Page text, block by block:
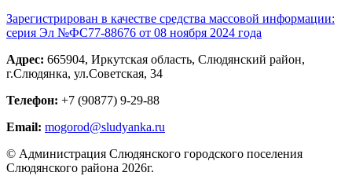
Зарегистрирован в качестве средства массовой информации:
серия Эл №ФС77-88676 от 08 ноября 2024 года
Адрес: 665904, Иркутская область, Слюдянский район,
г.Слюдянка, ул.Советская, 34
Телефон: +7 (90877) 9-29-88
Email: mogorod@sludyanka.ru
© Администрация Слюдянского городского поселения
Слюдянского района 2026г.